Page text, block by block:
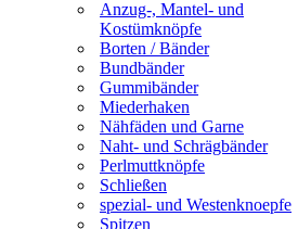
Anzug-, Mantel- und
Kostümknöpfe
Borten / Bänder
Bundbänder
Gummibänder
Miederhaken
Nähfäden und Garne
Naht- und Schrägbänder
Perlmuttknöpfe
Schließen
spezial- und Westenknoepfe
Spitzen